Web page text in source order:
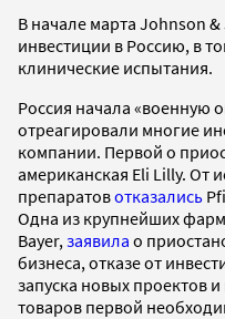
В начале марта Johnson
инвестиции в Россию, в
клинические испытания.
Россия начала «военную
отреагировали многие
компании. Первой о
американская Eli Lilly. От
препаратовотказались
Одна из крупнейших
Bayer, заявила о
бизнеса, отказе от
запуска новых проектов
товаров первой